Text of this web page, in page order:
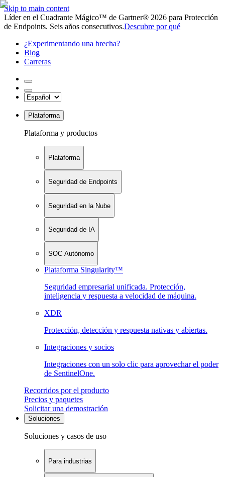
Skip to main content
Líder en el Cuadrante Mágico™ de Gartner® 2026 para Protección
de Endpoints. Seis años consecutivos.Descubre por qué
¿Experimentando una brecha?
Blog
Carreras
Plataforma
Plataforma y productos
Plataforma
Seguridad de Endpoints
Seguridad en la Nube
Seguridad de IA
SOC Autónomo
Plataforma Singularity™
Seguridad empresarial unificada. Protección,
inteligencia y respuesta a velocidad de máquina.
XDR
Protección, detección y respuesta nativas y abiertas.
Integraciones y socios
Integraciones con un solo clic para aprovechar el poder
de SentinelOne.
Recorridos por el producto
Precios y paquetes
Solicitar una demostración
Soluciones
Soluciones y casos de uso
Para industrias